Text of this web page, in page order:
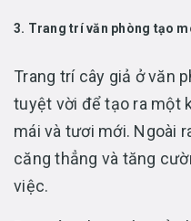
3. Trang trí văn phòng tạo
Trang trí cây giả ở văn
tuyệt vời để tạo ra một
mái và tươi mới. Ngoài
căng thẳng và tăng
việc.